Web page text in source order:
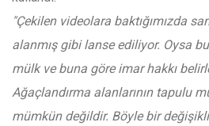
"Çekilen videolara baktığımızda
alanmış gibi lanse ediliyor. Oysa
mülk ve buna göre imar hakkı
Ağaçlandırma alanlarının tapulu
mümkün değildir. Böyle bir